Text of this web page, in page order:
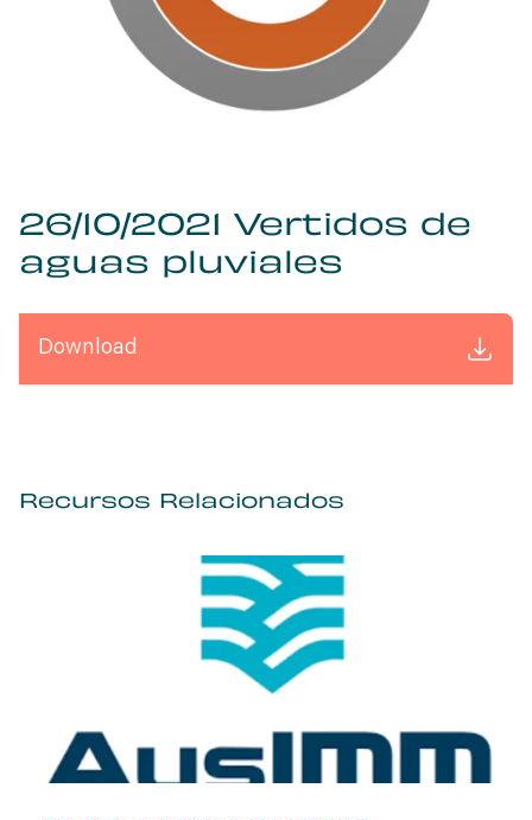
26/10/2021 Vertidos de
aguas pluviales
Download
Recursos Relacionados